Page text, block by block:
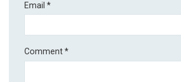
Email*
Comment*